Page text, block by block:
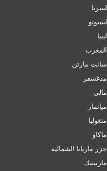
ليبيريا
ليسوتو
ليبيا
المغرب
سانت مارتن
مدغشقر
مالي
ميانمار
منغوليا
ماكاو
جزر ماريانا الشمالية
مارتينيك